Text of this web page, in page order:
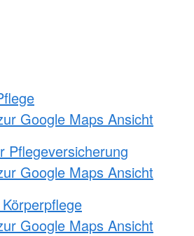
Google Maps Ansicht
Pflegeversicherung
Google Maps Ansicht
Google Maps Ansicht